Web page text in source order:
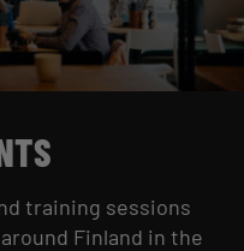
training sessions
Finland in the